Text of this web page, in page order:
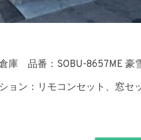
庫 品番：SOBU-8657ME
ョン：リモコンセット、窓セ